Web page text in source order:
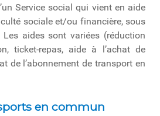
Service social qui vient en aide
sociale et/ou financière, sous
aides sont variées (réduction
ticket-repas, aide à l’achat de
de l’abonnement de transport en
en commun